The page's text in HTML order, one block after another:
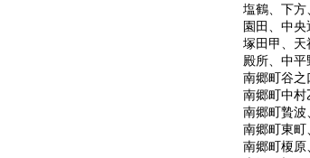
塩鶴、下方
園田、中央
塚田甲、天
殿所、中平
南郷町谷之
南郷町中村
南郷町贄波
南郷町東町
南郷町榎原